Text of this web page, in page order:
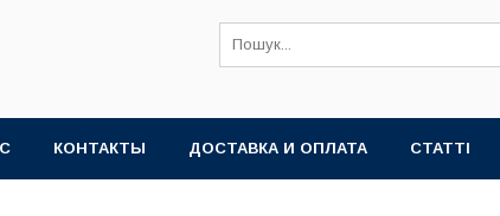
КОНТАКТЫ ДОСТАВКА И ОПЛАТА СТАТТІ